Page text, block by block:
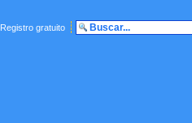
Registro gratuito